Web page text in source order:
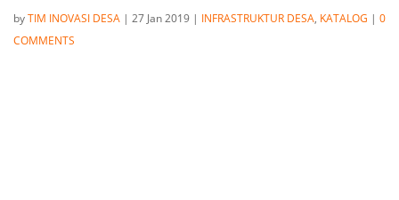
byTIM INOVASI DESA | 27 Jan 2019 | INFRASTRUKTUR DESA, KATALOG | 0
COMMENTS